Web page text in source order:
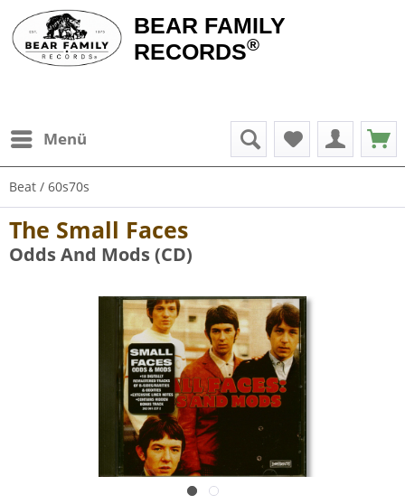
BEAR FAMILY
RECORDS®
Menü
Beat / 60s70s
The Small Faces
Odds And Mods (CD)